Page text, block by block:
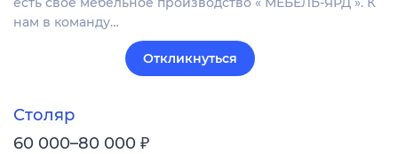
нам в команду…
Откликнуться
Столяр
60 000–80 000 ₽